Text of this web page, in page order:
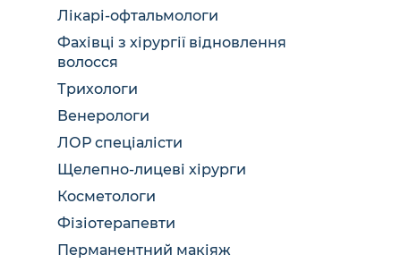
Лікарі-офтальмологи
Фахівці з хірургії відновлення
волосся
Трихологи
Венерологи
ЛОР спеціалісти
Щелепно-лицеві хірурги
Косметологи
Фізіотерапевти
Перманентний макіяж